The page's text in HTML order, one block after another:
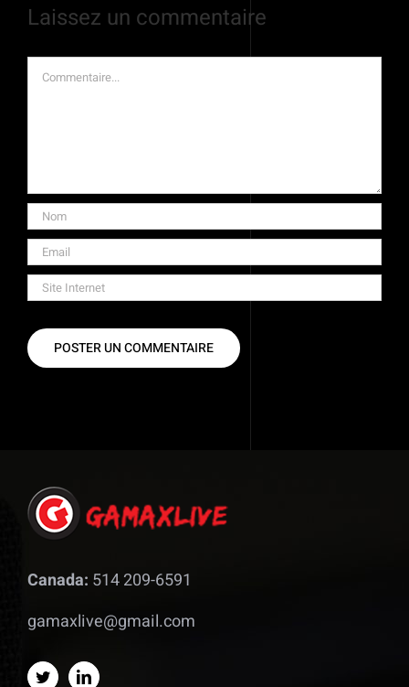
Laissez un commentaire
Commentaire
Canada: 514 209-6591
gamaxlive@gmail.com